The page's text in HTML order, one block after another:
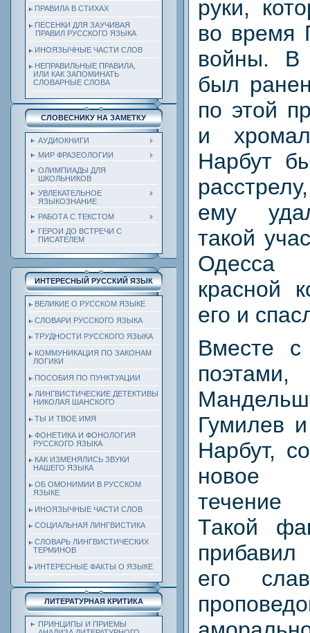
ПРАВИЛА В СТИХАХ
ПЕСЕНКИ ДЛЯ ЗАУЧИВАЯ
ПРАВИЛ РУССКОГО ЯЗЫКА
ИНОЯЗЫЧНЫЕ ЧАСТИ СЛОВ
НЕПРАВИЛЬНЫЕ ПРАВИЛА,
ИЛИ КАК ЗАПОМИНАТЬ
СЛОВАРНЫЕ СЛОВА
СЛОВЕСНИКУ НА ЗАМЕТКУ
АУДИОКНИГИ
МИР ФРАЗЕОЛОГИИ
ОЛИМПИАДЫ ДЛЯ
ШКОЛЬНИКОВ
УВЛЕКАТЕЛЬНОЕ
ЯЗЫКОЗНАНИЕ
РАБОТА С ТЕКСТОМ
ГЕРОИ ДО ВСТРЕЧИ С
ПИСАТЕЛЕМ
ИНТЕРЕСНЫЙ РУССКИЙ ЯЗЫК
ВЕЛИКИЕ О РУССКОМ ЯЗЫКЕ
СЛОВАРИ РУССКОГО ЯЗЫКА
ТРУДНОСТИ РУССКОГО ЯЗЫКА
КОММУНИКАЦИЯ ПО ЗАКОНАМ
ЛОГИКИ
ПОСОБИЯ ПО ПУНКТУАЦИИ
ЛИНГВИСТИЧЕСКИЕ ДЕТЕКТИВЫ
НИКОЛАЯ ШАНСКОГО
ТЫ И ТВОЕ ИМЯ
ФОНЕТИКА И ФОНОЛОГИЯ
РУССКОГО ЯЗЫКА
КАК ИЗМЕНЯЛИСЬ ЗВУКИ
НАШЕГО ЯЗЫКА
ОБ ОМОНИМИИ В РУССКОМ
ЯЗЫКЕ
ИНОЯЗЫЧНЫЕ ЧАСТИ СЛОВ
СОЦИАЛЬНАЯ ЛИНГВИСТИКА
СЛОВАРЬ ЛИНГВИСТИЧЕСКИХ
ТЕРМИНОВ
ИНТЕРЕСНЫЕ ФАКТЫ О ЯЗЫКЕ
ЛИТЕРАТУРНАЯ КРИТИКА
ПРИНЦИПЫ И ПРИЕМЫ
руки,
во время
войны. В
был
по этой
и
Нарбут
ему
такой
красной
его и
Вместе с
Гумилев
Нарбут,
новое
течение
Такой
его